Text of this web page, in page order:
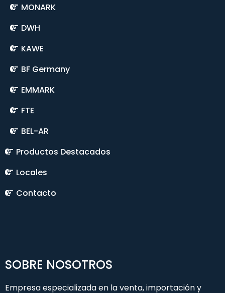
MONARK
DWH
KAWE
BF Germany
EMMARK
FTE
BEL-AR
Productos Destacados
Locales
Contacto
SOBRE NOSOTROS
Empresa especializada en la venta, importación y